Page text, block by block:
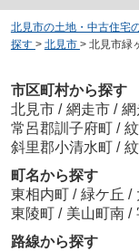
北見市の土地・中古住宅
探す > 北見市 > 北見市緑
市区町村から探す
北見市 / 網走市 / 網
常呂郡訓子府町 /
斜里郡小清水町 /
町名から探す
東相内町 / 緑ケ丘 /
東陵町 / 美山町南 /
路線から探す